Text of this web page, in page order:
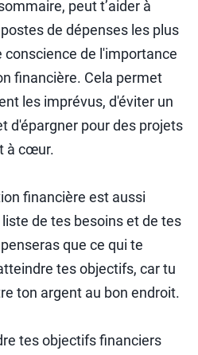
peut t’aider à
de dépenses les plus
de l'importance
financière. Cela permet
les imprévus, d'éviter un
d'épargner pour des projets
à cœur.
financière est aussi
de tes besoins et de tes
que ce qui te
tes objectifs, car tu
ton argent au bon endroit.
tes objectifs financiers